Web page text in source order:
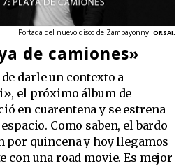
Portada del nuevo disco de Zambayonny. ORSAI.
de camiones»
darle un contexto a
el próximo álbum de
en cuarentena y se estrena
Como saben, el bardo
por quincena y hoy llegamos
con una road movie. Es mejor